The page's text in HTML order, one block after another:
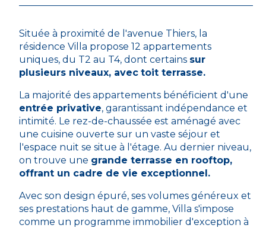
Située à proximité de l'avenue Thiers, la
résidence Villa propose 12 appartements
uniques, du T2 au T4, dont certains sur
plusieurs niveaux, avec toit terrasse.
La majorité des appartements bénéficient d'une
entrée privative, garantissant indépendance et
intimité. Le rez-de-chaussée est aménagé avec
une cuisine ouverte sur un vaste séjour et
l'espace nuit se situe à l'étage. Au dernier niveau,
on trouve une grande terrasse en rooftop,
offrant un cadre de vie exceptionnel.
Avec son design épuré, ses volumes généreux et
ses prestations haut de gamme, Villa s'impose
comme un programme immobilier d'exception à